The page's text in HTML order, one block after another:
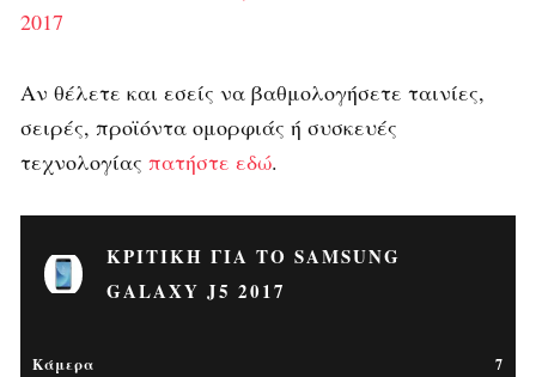
2017
Αν θέλετε και εσείς να βαθμολογήσετε ταινίες,
σειρές, προϊόντα ομορφιάς ή συσκευές
τεχνολογίας πατήστε εδώ.
ΚΡΙΤΙΚΉ ΓΙΑ ΤΟ SAMSUNG
GALAXY J5 2017
Κάμερα 7